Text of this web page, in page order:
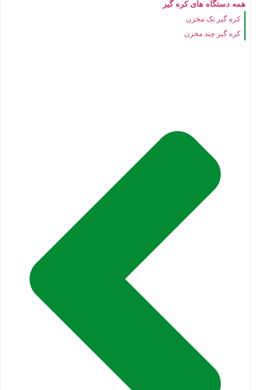
همه دستگاه های کره گیر
کره گیر تک مخزن
کره گیر چند مخزن